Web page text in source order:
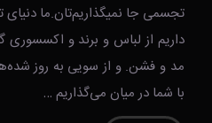
تجسمی جا نمیگذاریم‌تان.ما دنیای
داریم از لباس و برند و
مد و فشن. و از سویی به روز
با شما در میان می‌گذاریم …